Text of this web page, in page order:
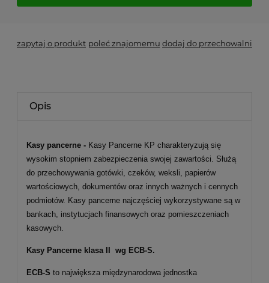
zapytaj o produkt poleć znajomemu dodaj do przechowalni
Opis
Kasy pancerne - Kasy Pancerne KP charakteryzują się
wysokim stopniem zabezpieczenia swojej zawartości. Służą
do przechowywania gotówki, czeków, weksli, papierów
wartościowych, dokumentów oraz innych ważnych i cennych
podmiotów. Kasy pancerne najczęściej wykorzystywane są w
bankach, instytucjach finansowych oraz pomieszczeniach
kasowych.
Kasy Pancerne klasa II wg ECB-S.
ECB-S to największa międzynarodowa jednostka